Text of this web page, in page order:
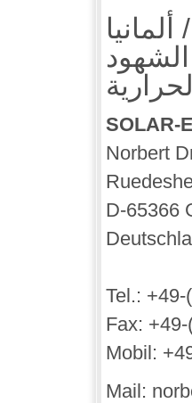
/ ألمانيا
الشهود
الحرارية
SOLAR-
Norbert
D-65366
Tel.: +49-
Fax:
Mobil:
Mail: